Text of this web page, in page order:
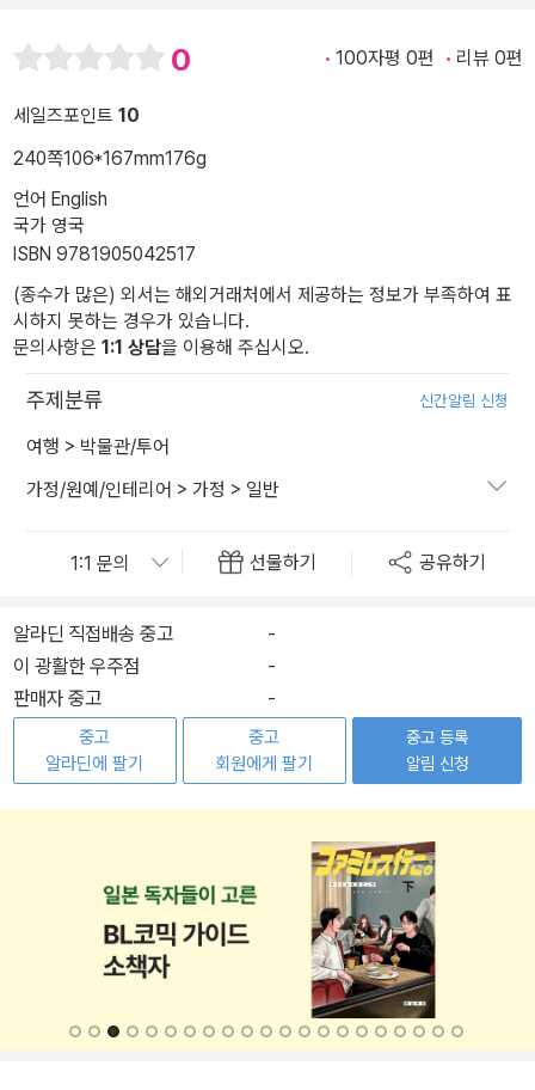
0 100자평 0편 리뷰 0편
세일즈포인트 10
240쪽106*167mm176g
언어 English
국가 영국
ISBN 9781905042517
(종수가 많은) 외서는 해외거래처에서 제공하는 정보가 부족하여 표
시하지 못하는 경우가 있습니다.
문의사항은 1:1 상담을 이용해 주십시오.
주제분류 신간알림 신청
여행 > 박물관/투어
가정/원예/인테리어 > 가정 > 일반
선물하기 공유하기
알라딘 직접배송 중고
-
이 광활한 우주점
-
판매자 중고
-
중고
알라딘에 팔기
중고
회원에게 팔기
중고 등록
알림 신청